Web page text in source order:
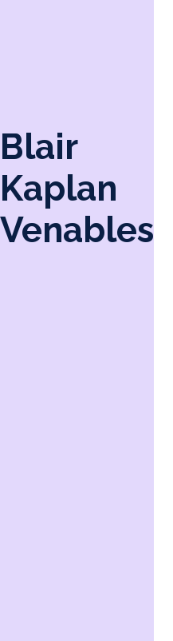
Blair
Kaplan
Venables